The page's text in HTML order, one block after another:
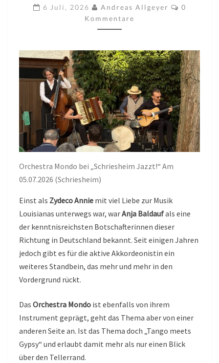
JAZZT!“
AM
05.07.2026
6 Juli, 2026 Andreas Allgeyer
0
Kommentare
Orchestra Mondo bei „Schriesheim Jazzt!“ Am
05.07.2026 (Schriesheim)
Einst als Zydeco Annie mit viel Liebe zur Musik
Louisianas unterwegs war, warAnja Baldaufals eine
der kenntnisreichsten Botschafterinnen dieser
Richtung in Deutschland bekannt. Seit einigen Jahren
jedoch gibt es für die aktive Akkordeonistin ein
weiteres Standbein, das mehr und mehr in den
Vordergrund rückt.
Das Orchestra Mondo ist ebenfalls von ihrem
Instrument geprägt, geht das Thema aber von einer
anderen Seite an. Ist das Thema doch „Tango meets
Gypsy“ und erlaubt damit mehr als nur einen Blick
über den Tellerrand.